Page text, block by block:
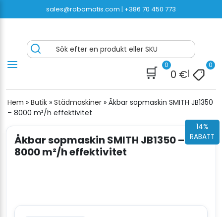
till
sales@robomatis.com | +386 70 450 773
ROBOMATIS®
Battery Strapping Tools and Packing Machines
Delivered Fast and Free
Sök efter en produkt eller SKU
🛒 0
0 €|
0
Hem » Butik » Städmaskiner » Åkbar sopmaskin SMITH JB1350
– 8000 m²/h effektivitet
Åkbar sopmaskin SMITH JB1350 –
8000 m²/h effektivitet
14%
RABATT